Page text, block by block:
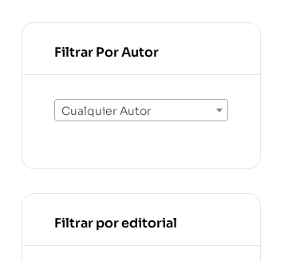
Filtrar Por Autor
Cualquier Autor
Filtrar por editorial